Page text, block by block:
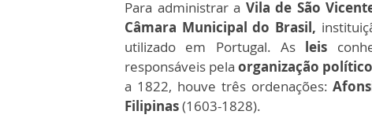
Para administrar a Vila de São
Câmara Municipal do Brasil,
utilizado em Portugal. As leis
responsáveis pela organização
a 1822, houve três ordenações:
Filipinas(1603-1828).